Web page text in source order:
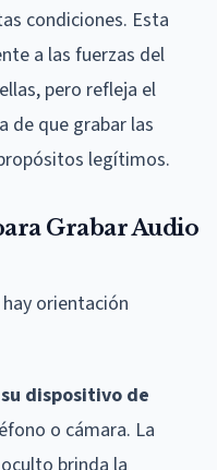
condiciones. Esta
a las fuerzas del
pero refleja el
de que grabar las
legítimos.
Grabar Audio
orientación
dispositivo de
o cámara. La